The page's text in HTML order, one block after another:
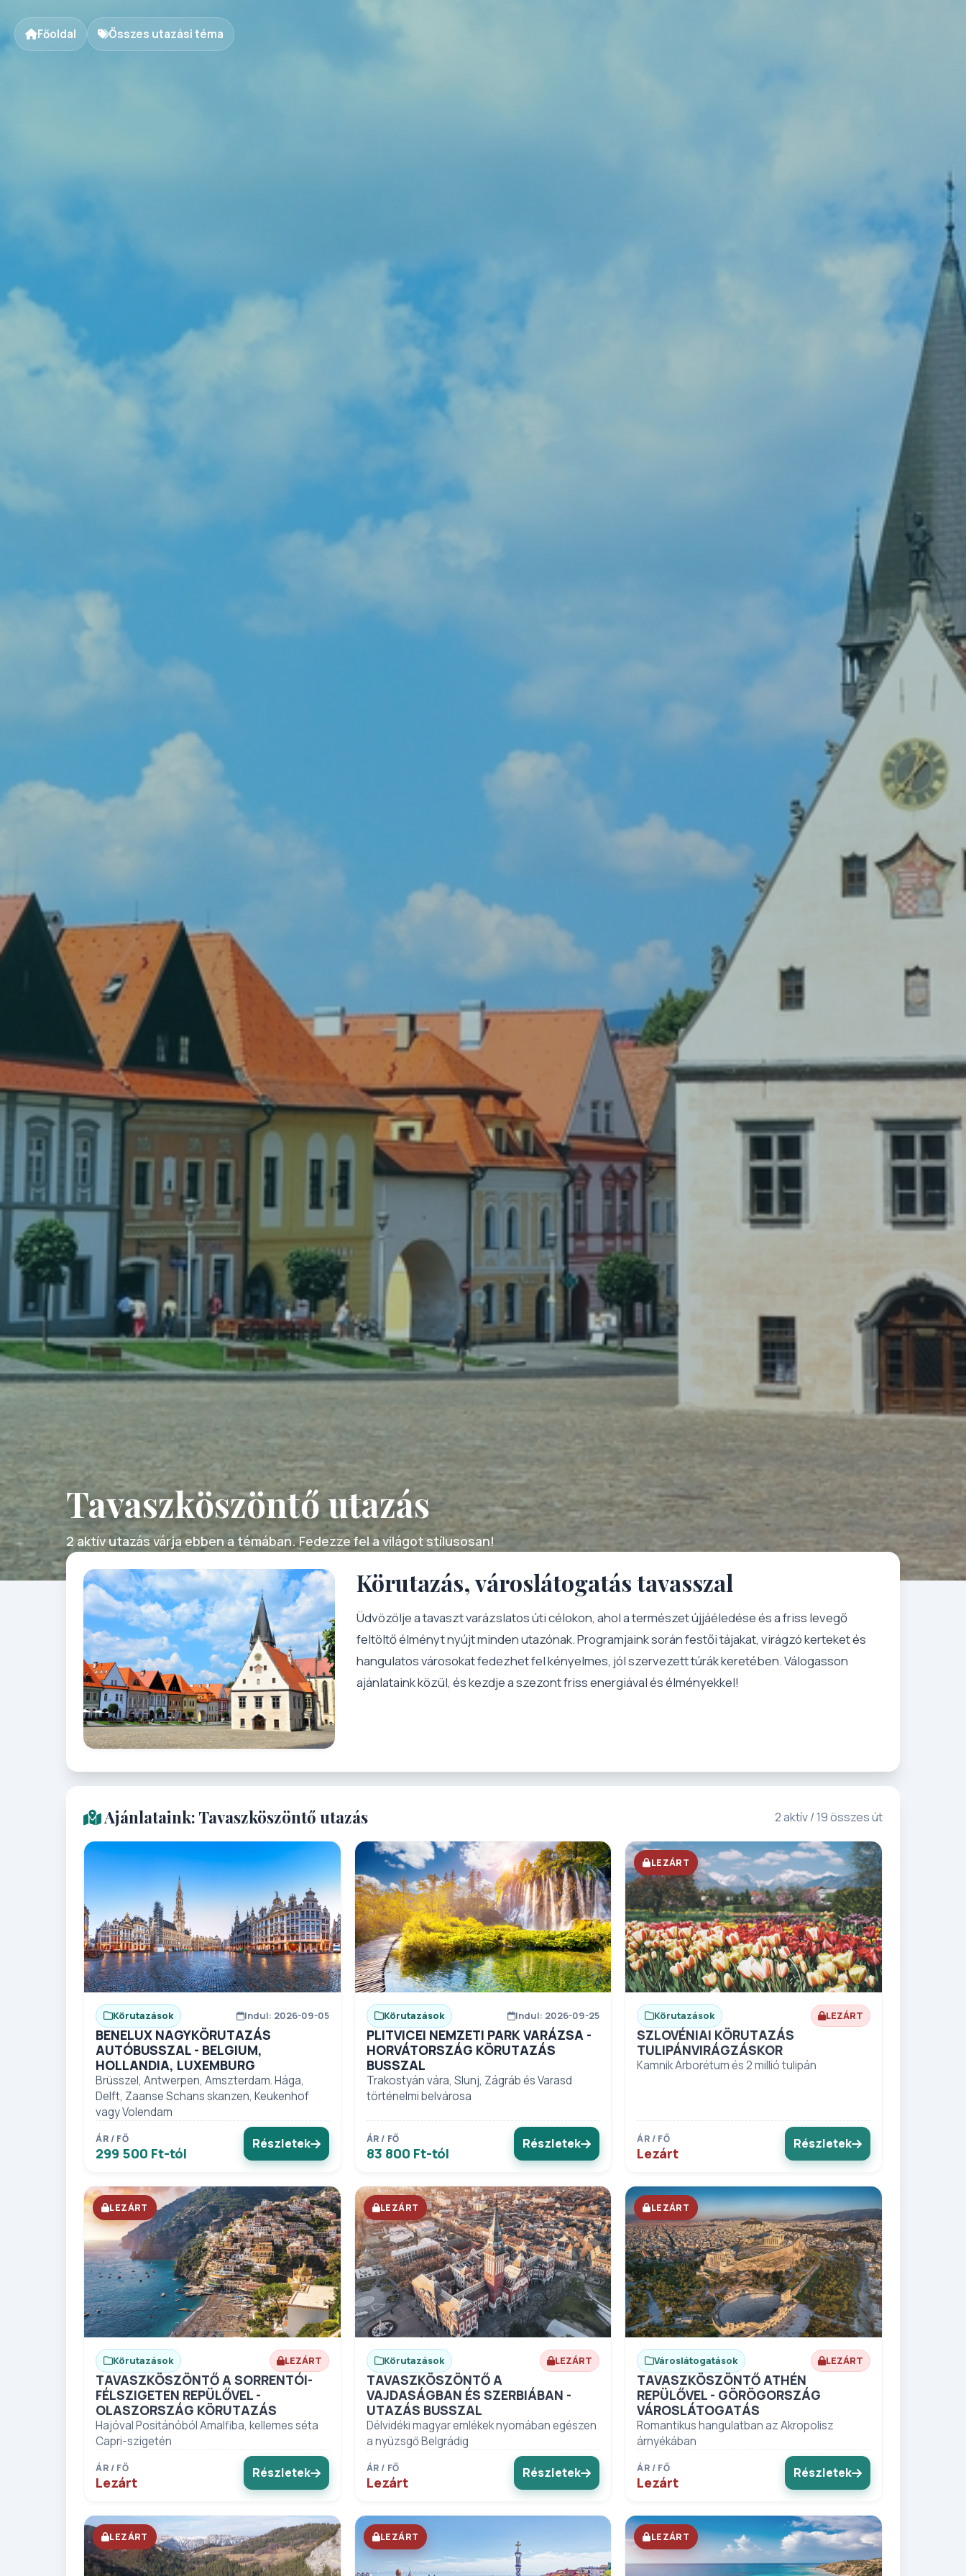
Főoldal Összes utazási téma
Tavaszköszöntő utazás
2 aktív utazás várja ebben a témában. Fedezze fel a világot stílusosan!
Körutazás, városlátogatás tavasszal
Üdvözölje a tavaszt varázslatos úti célokon, ahol a természet újjáéledése és a friss levegő
feltöltő élményt nyújt minden utazónak. Programjaink során festői tájakat, virágzó kerteket és
hangulatos városokat fedezhet fel kényelmes, jól szervezett túrák keretében. Válogasson
ajánlataink közül, és kezdje a szezont friss energiával és élményekkel!
Ajánlataink: Tavaszköszöntő utazás 2 aktív / 19 összes út
Körutazások Indul: 2026-09-05
BENELUX NAGYKÖRUTAZÁS
AUTÓBUSSZAL - BELGIUM,
HOLLANDIA, LUXEMBURG
Brüsszel, Antwerpen, Amszterdam. Hága,
Delft, Zaanse Schans skanzen, Keukenhof
vagy Volendam
ÁR / FŐ
299 500 Ft-tól
Részletek
Körutazások Indul: 2026-09-25
PLITVICEI NEMZETI PARK VARÁZSA -
HORVÁTORSZÁG KÖRUTAZÁS
BUSSZAL
Trakostyán vára, Slunj, Zágráb és Varasd
történelmi belvárosa
ÁR / FŐ
83 800 Ft-tól
Részletek
LEZÁRT
Körutazások LEZÁRT
SZLOVÉNIAI KÖRUTAZÁS
TULIPÁNVIRÁGZÁSKOR
Kamnik Arborétum és 2 millió tulipán
ÁR / FŐ
Lezárt
Részletek
LEZÁRT
Körutazások LEZÁRT
TAVASZKÖSZÖNTŐ A SORRENTÓI-
FÉLSZIGETEN REPÜLŐVEL -
OLASZORSZÁG KÖRUTAZÁS
Hajóval Positánóból Amalfiba, kellemes séta
Capri-szigetén
ÁR / FŐ
Lezárt
Részletek
LEZÁRT
Körutazások LEZÁRT
TAVASZKÖSZÖNTŐ A
VAJDASÁGBAN ÉS SZERBIÁBAN -
UTAZÁS BUSSZAL
Délvidéki magyar emlékek nyomában egészen
a nyüzsgő Belgrádig
ÁR / FŐ
Lezárt
Részletek
LEZÁRT
Városlátogatások LEZÁRT
TAVASZKÖSZÖNTŐ ATHÉN
REPÜLŐVEL - GÖRÖGORSZÁG
VÁROSLÁTOGATÁS
Romantikus hangulatban az Akropolisz
árnyékában
ÁR / FŐ
Lezárt
Részletek
LEZÁRT LEZÁRT LEZÁRT